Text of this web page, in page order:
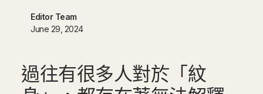
Editor Team
June 29, 2024
過往有很多人對於「紋